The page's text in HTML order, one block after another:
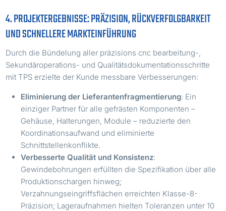
4. PROJEKTERGEBNISSE: PRÄZISION, RÜCKVERFOLGBARKEIT
UND SCHNELLERE MARKTEINFÜHRUNG
Durch die Bündelung aller präzisions cnc bearbeitung-,
Sekundäroperations- und Qualitätsdokumentationsschritte
mit TPS erzielte der Kunde messbare Verbesserungen:
Eliminierung der Lieferantenfragmentierung: Ein
einziger Partner für alle gefrästen Komponenten –
Gehäuse, Halterungen, Module – reduzierte den
Koordinationsaufwand und eliminierte
Schnittstellenkonflikte.
Verbesserte Qualität und Konsistenz:
Gewindebohrungen erfüllten die Spezifikation über alle
Produktionschargen hinweg;
Verzahnungseingriffsflächen erreichten Klasse-8-
Präzision; Lageraufnahmen hielten Toleranzen unter 10